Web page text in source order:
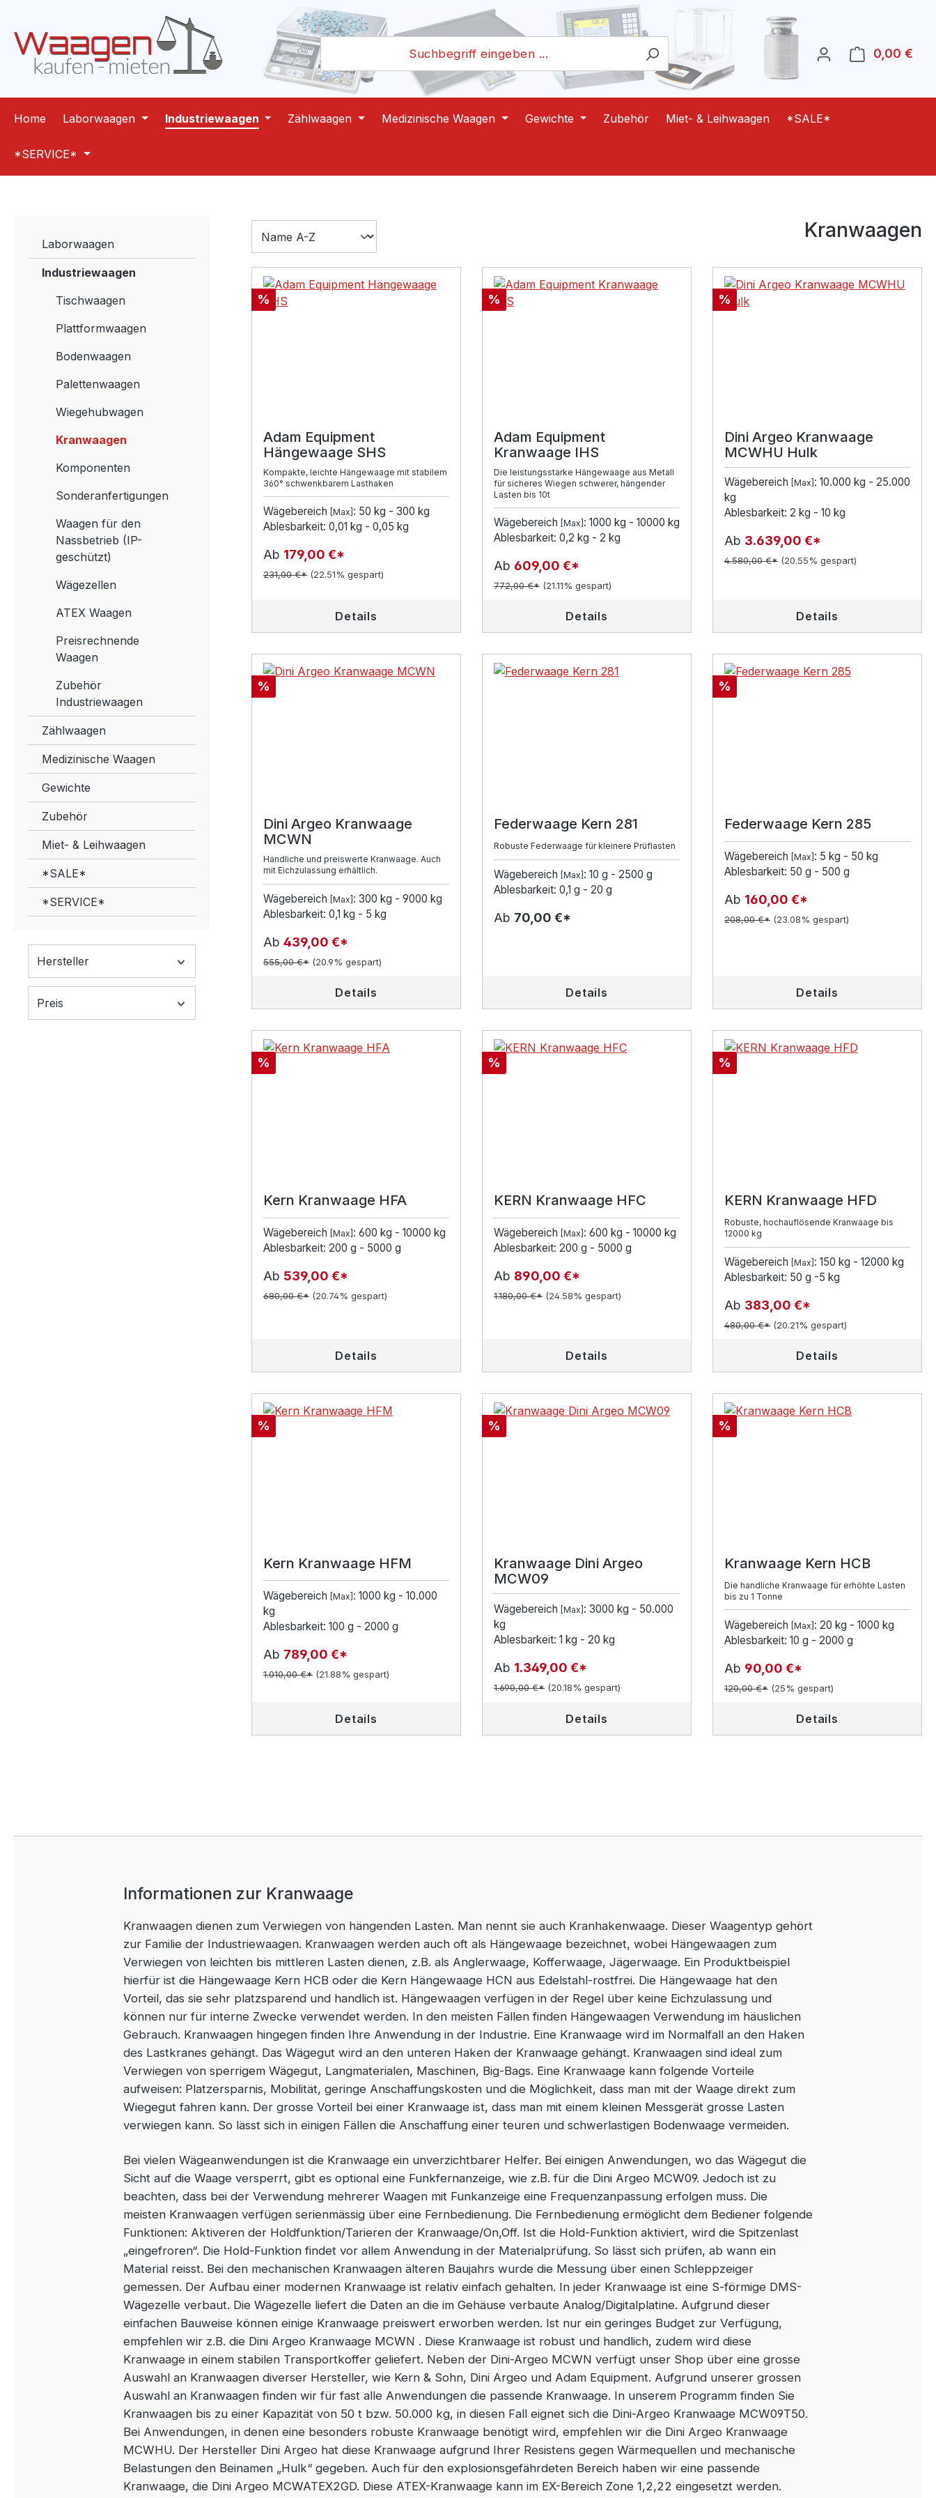
Zur Hauptnavigation springen
0,00 €
Home Laborwaagen Industriewaagen Zählwaagen Medizinische Waagen Gewichte Zubehör Miet- & Leihwaagen *SALE*
*SERVICE*
Laborwaagen
Industriewaagen
Tischwaagen
Plattformwaagen
Bodenwaagen
Palettenwaagen
Wiegehubwagen
Kranwaagen
Komponenten
Sonderanfertigungen
Waagen für den
Nassbetrieb (IP-
geschützt)
Wägezellen
ATEX Waagen
Preisrechnende
Waagen
Zubehör
Industriewaagen
Zählwaagen
Medizinische Waagen
Gewichte
Zubehör
Miet- & Leihwaagen
*SALE*
*SERVICE*
Hersteller
Preis
Kranwaagen
Rabatt
%
Adam Equipment
Hängewaage SHS
Kompakte, leichte Hängewaage mit stabilem
360° schwenkbarem Lasthaken
Wägebereich [Max] : 50 kg - 300 kg
Ablesbarkeit: 0,01 kg - 0,05 kg
Ab 179,00 €*
231,00 €* (22.51% gespart)
Details
Rabatt
%
Adam Equipment
Kranwaage IHS
Die leistungsstarke Hängewaage aus Metall
für sicheres Wiegen schwerer, hängender
Lasten bis 10t
Wägebereich [Max] : 1000 kg - 10000 kg
Ablesbarkeit: 0,2 kg - 2 kg
Ab 609,00 €*
772,00 €* (21.11% gespart)
Details
Rabatt
%
Dini Argeo Kranwaage
MCWHU Hulk
Wägebereich [Max] : 10.000 kg - 25.000
kg
Ablesbarkeit: 2 kg - 10 kg
Ab 3.639,00 €*
4.580,00 €* (20.55% gespart)
Details
Rabatt
%
Dini Argeo Kranwaage
MCWN
Handliche und preiswerte Kranwaage. Auch
mit Eichzulassung erhältlich.
Wägebereich [Max] : 300 kg - 9000 kg
Ablesbarkeit: 0,1 kg - 5 kg
Ab 439,00 €*
555,00 €* (20.9% gespart)
Details
Federwaage Kern 281
Robuste Federwaage für kleinere Prüflasten
Wägebereich [Max] : 10 g - 2500 g
Ablesbarkeit: 0,1 g - 20 g
Ab 70,00 €*
Details
Rabatt
%
Federwaage Kern 285
Wägebereich [Max] : 5 kg - 50 kg
Ablesbarkeit: 50 g - 500 g
Ab 160,00 €*
208,00 €* (23.08% gespart)
Details
Rabatt
%
Kern Kranwaage HFA
Wägebereich [Max] : 600 kg - 10000 kg
Ablesbarkeit: 200 g - 5000 g
Ab 539,00 €*
680,00 €* (20.74% gespart)
Details
Rabatt
%
KERN Kranwaage HFC
Wägebereich [Max] : 600 kg - 10000 kg
Ablesbarkeit: 200 g - 5000 g
Ab 890,00 €*
1.180,00 €* (24.58% gespart)
Details
Rabatt
%
KERN Kranwaage HFD
Robuste, hochauflösende Kranwaage bis
12000 kg
Wägebereich [Max] : 150 kg - 12000 kg
Ablesbarkeit: 50 g -5 kg
Ab 383,00 €*
480,00 €* (20.21% gespart)
Details
Rabatt
%
Kern Kranwaage HFM
Wägebereich [Max] : 1000 kg - 10.000
kg
Ablesbarkeit: 100 g - 2000 g
Ab 789,00 €*
1.010,00 €* (21.88% gespart)
Details
Rabatt
%
Kranwaage Dini Argeo
MCW09
Wägebereich [Max] : 3000 kg - 50.000
kg
Ablesbarkeit: 1 kg - 20 kg
Ab 1.349,00 €*
1.690,00 €* (20.18% gespart)
Details
Rabatt
%
Kranwaage Kern HCB
Die handliche Kranwaage für erhöhte Lasten
bis zu 1 Tonne
Wägebereich [Max] : 20 kg - 1000 kg
Ablesbarkeit: 10 g - 2000 g
Ab 90,00 €*
120,00 €* (25% gespart)
Details
Informationen zur Kranwaage
Kranwaagen dienen zum Verwiegen von hängenden Lasten. Man nennt sie auch Kranhakenwaage. Dieser Waagentyp gehört
zur Familie der Industriewaagen. Kranwaagen werden auch oft als Hängewaage bezeichnet, wobei Hängewaagen zum
Verwiegen von leichten bis mittleren Lasten dienen, z.B. als Anglerwaage, Kofferwaage, Jägerwaage. Ein Produktbeispiel
hierfür ist die Hängewaage Kern HCB oder die Kern Hängewaage HCN aus Edelstahl-rostfrei. Die Hängewaage hat den
Vorteil, das sie sehr platzsparend und handlich ist. Hängewaagen verfügen in der Regel über keine Eichzulassung und
können nur für interne Zwecke verwendet werden. In den meisten Fällen finden Hängewaagen Verwendung im häuslichen
Gebrauch. Kranwaagen hingegen finden Ihre Anwendung in der Industrie. Eine Kranwaage wird im Normalfall an den Haken
des Lastkranes gehängt. Das Wägegut wird an den unteren Haken der Kranwaage gehängt. Kranwaagen sind ideal zum
Verwiegen von sperrigem Wägegut, Langmaterialen, Maschinen, Big-Bags. Eine Kranwaage kann folgende Vorteile
aufweisen: Platzersparnis, Mobilität, geringe Anschaffungskosten und die Möglichkeit, dass man mit der Waage direkt zum
Wiegegut fahren kann. Der grosse Vorteil bei einer Kranwaage ist, dass man mit einem kleinen Messgerät grosse Lasten
verwiegen kann. So lässt sich in einigen Fällen die Anschaffung einer teuren und schwerlastigen Bodenwaage vermeiden.
Bei vielen Wägeanwendungen ist die Kranwaage ein unverzichtbarer Helfer. Bei einigen Anwendungen, wo das Wägegut die
Sicht auf die Waage versperrt, gibt es optional eine Funkfernanzeige, wie z.B. für die Dini Argeo MCW09. Jedoch ist zu
beachten, dass bei der Verwendung mehrerer Waagen mit Funkanzeige eine Frequenzanpassung erfolgen muss. Die
meisten Kranwaagen verfügen serienmässig über eine Fernbedienung. Die Fernbedienung ermöglicht dem Bediener folgende
Funktionen: Aktiveren der Holdfunktion/Tarieren der Kranwaage/On,Off. Ist die Hold-Funktion aktiviert, wird die Spitzenlast
„eingefroren“. Die Hold-Funktion findet vor allem Anwendung in der Materialprüfung. So lässt sich prüfen, ab wann ein
Material reisst. Bei den mechanischen Kranwaagen älteren Baujahrs wurde die Messung über einen Schleppzeiger
gemessen. Der Aufbau einer modernen Kranwaage ist relativ einfach gehalten. In jeder Kranwaage ist eine S-förmige DMS-
Wägezelle verbaut. Die Wägezelle liefert die Daten an die im Gehäuse verbaute Analog/Digitalplatine. Aufgrund dieser
einfachen Bauweise können einige Kranwaage preiswert erworben werden. Ist nur ein geringes Budget zur Verfügung,
empfehlen wir z.B. die Dini Argeo Kranwaage MCWN . Diese Kranwaage ist robust und handlich, zudem wird diese
Kranwaage in einem stabilen Transportkoffer geliefert. Neben der Dini-Argeo MCWN verfügt unser Shop über eine grosse
Auswahl an Kranwaagen diverser Hersteller, wie Kern & Sohn, Dini Argeo und Adam Equipment. Aufgrund unserer grossen
Auswahl an Kranwaagen finden wir für fast alle Anwendungen die passende Kranwaage. In unserem Programm finden Sie
Kranwaagen bis zu einer Kapazität von 50 t bzw. 50.000 kg, in diesen Fall eignet sich die Dini-Argeo Kranwaage MCW09T50.
Bei Anwendungen, in denen eine besonders robuste Kranwaage benötigt wird, empfehlen wir die Dini Argeo Kranwaage
MCWHU. Der Hersteller Dini Argeo hat diese Kranwaage aufgrund Ihrer Resistens gegen Wärmequellen und mechanische
Belastungen den Beinamen „Hulk“ gegeben. Auch für den explosionsgefährdeten Bereich haben wir eine passende
Kranwaage, die Dini Argeo MCWATEX2GD. Diese ATEX-Kranwaage kann im EX-Bereich Zone 1,2,22 eingesetzt werden.